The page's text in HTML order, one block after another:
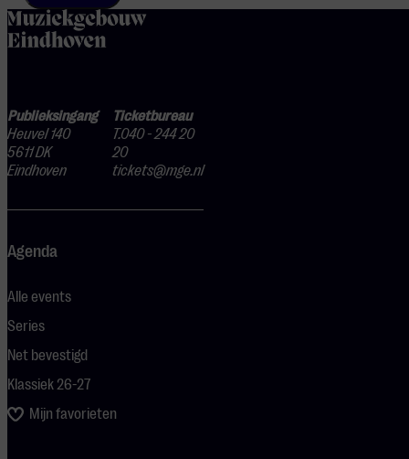
Publieksingang
Heuvel 140
5611 DK
Eindhoven
Ticketbureau
T.040 - 244 20
20
tickets@mge.nl
Agenda
Alle events
Series
Net bevestigd
Klassiek 26-27
Mijn favorieten